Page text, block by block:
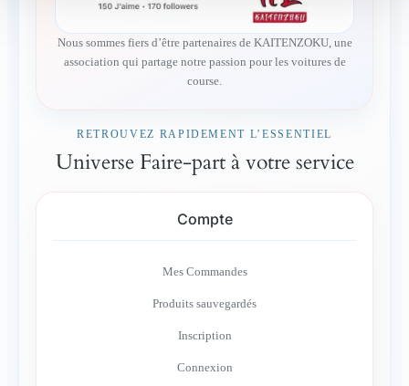
Nous sommes fiers d’être partenaires de KAITENZOKU, une
association qui partage notre passion pour les voitures de
course.
RETROUVEZ RAPIDEMENT L’ESSENTIEL
Universe Faire-part à votre service
Compte
Mes Commandes
Produits sauvegardés
Inscription
Connexion